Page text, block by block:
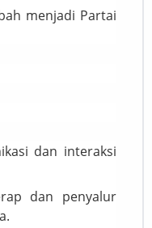
menjadi Partai
dan interaksi
dan penyalur